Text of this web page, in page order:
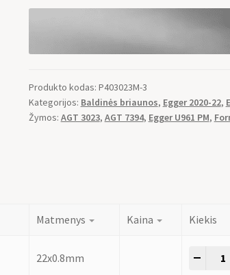
Produkto kodas: P403023M-3
Kategorijos: Baldinės briaunos, Egger 2020-22,
Žymos: AGT 3023, AGT 7394, Egger U961 PM,
Matmenys Kaina Kiekis
22x0.8mm